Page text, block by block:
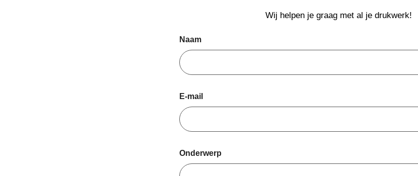
Wij helpen je graag met al je drukwerk!
Naam
E-mail
Onderwerp